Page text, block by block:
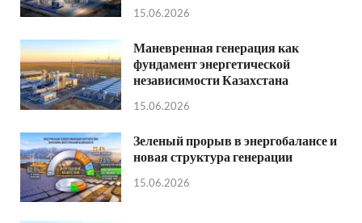
15.06.2026
Маневренная генерация как
фундамент энергетической
независимости Казахстана
15.06.2026
Зеленый прорыв в энергобалансе и
новая структура генерации
15.06.2026